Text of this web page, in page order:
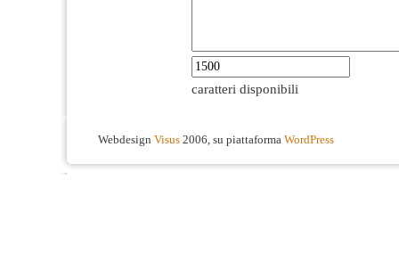
caratteri disponibili
Webdesign Visus 2006, su piattaforma WordPress